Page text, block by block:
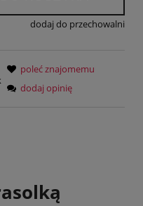
dodaj do przechowalni
poleć znajomemu
dodaj opinię